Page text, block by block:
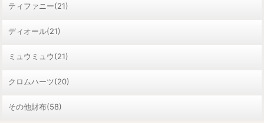
ティファニー(21)
ディオール(21)
ミュウミュウ(21)
クロムハーツ(20)
その他財布(58)